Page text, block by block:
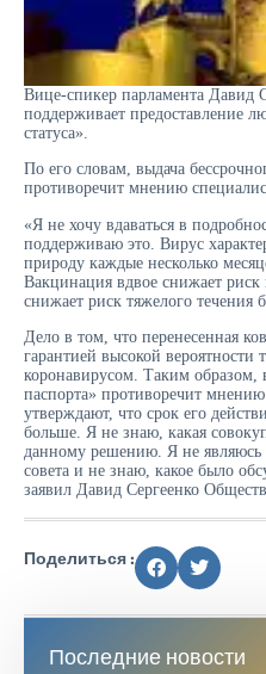
Вице-спикер парламента Давид
поддерживает предоставление
статуса».
По его словам, выдача
противоречит мнению
«Я не хочу вдаваться в
поддерживаю это. Вирус
природу каждые несколько
Вакцинация вдвое снижает риск
снижает риск тяжелого течения
Дело в том, что перенесенная
гарантией высокой вероятности
коронавирусом. Таким образом,
паспорта» противоречит
утверждают, что срок его
больше. Я не знаю, какая
данному решению. Я не
совета и не знаю, какое было
заявил Давид Сергеенко
Поделиться :
Последние новости